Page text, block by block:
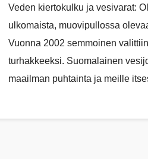
Veden kiertokulku ja vesivarat:
ulkomaista, muovipullossa
Vuonna 2002 semmoinen
turhakkeeksi. Suomalainen
maailman puhtainta ja meille